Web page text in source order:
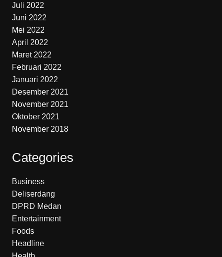
Juli 2022
Juni 2022
Mei 2022
April 2022
Maret 2022
Februari 2022
Januari 2022
Desember 2021
November 2021
Oktober 2021
November 2018
Categories
Business
Deliserdang
DPRD Medan
Entertainment
Foods
Headline